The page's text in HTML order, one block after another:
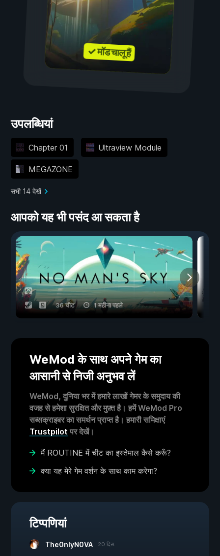
✓ मॉड चालू हैं
उपलब्धियां
Chapter 01 Ultraview Module
MEGAZONE
सभी 14 देखें
आपको यह भी पसंद आ सकता है
36 चीट 1 महीना पहले
WeMod के साथ अपने गेम का
आसानी से निजी अनुभव लें
WeMod, दुनिया भर में हमारे लाखों गेमर के समुदाय की
वजह से हमेशा सुरक्षित और मुफ़्त है। हमें WeMod Pro
सब्सक्राइबर का समर्थन प्राप्त है। हमारी समिक्षाएं
Trustpilot पर देखें।
मैं ROUTINE में चीट का इस्तेमाल कैसे करूँ?
क्या यह मेरे गेम वर्शन के साथ काम करेगा?
टिप्पणियां
The0nlyN0VA 20 दिस.